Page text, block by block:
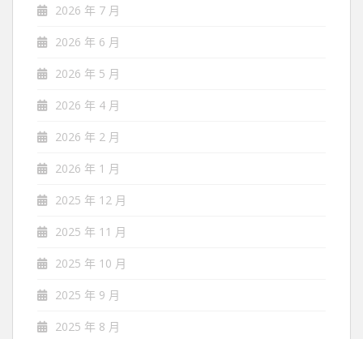
2026 年 7 月
2026 年 6 月
2026 年 5 月
2026 年 4 月
2026 年 2 月
2026 年 1 月
2025 年 12 月
2025 年 11 月
2025 年 10 月
2025 年 9 月
2025 年 8 月